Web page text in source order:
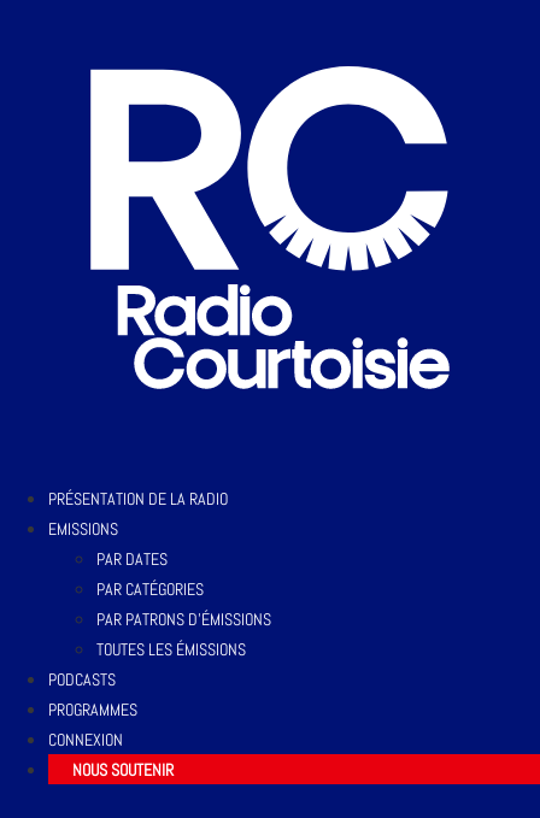
PRÉSENTATION DE LA RADIO
EMISSIONS
PAR DATES
PAR CATÉGORIES
PAR PATRONS D’ÉMISSIONS
TOUTES LES ÉMISSIONS
PODCASTS
PROGRAMMES
CONNEXION
NOUS SOUTENIR